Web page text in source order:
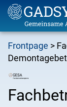
Skip
main
content
Frontpage